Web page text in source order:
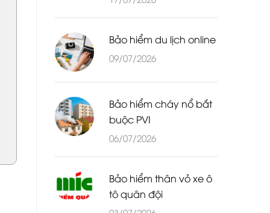
Bảo hiểm du lịch online
09/07/2026
Bảo hiểm cháy nổ bắt
buộc PVI
06/07/2026
Bảo hiểm thân vỏ xe ô
tô quân đội